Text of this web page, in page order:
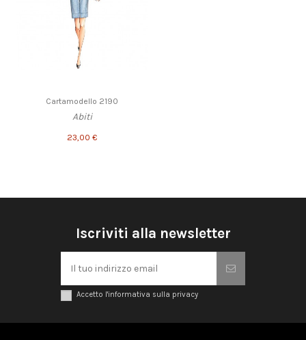
Cartamodello 2190
Abiti
23,00 €
Iscriviti alla newsletter
Accetto l'informativa sulla privacy